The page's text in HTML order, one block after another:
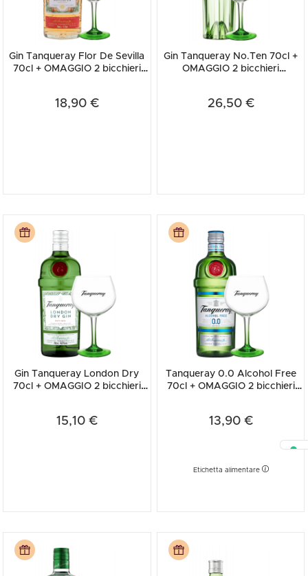
Gin Tanqueray Flor De Sevilla
70cl + OMAGGIO 2 bicchieri
18,90 €
Gin Tanqueray No.Ten 70cl +
OMAGGIO 2 bicchieri
26,50 €
Gin Tanqueray London Dry
70cl + OMAGGIO 2 bicchieri
15,10 €
Tanqueray 0.0 Alcohol Free
70cl + OMAGGIO 2 bicchieri
13,90 €
Etichetta alimentare